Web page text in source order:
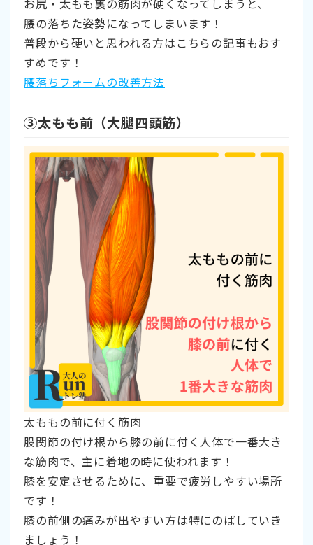
お尻・太もも裏の筋肉が硬くなってしまうと、
腰の落ちた姿勢になってしまいます！
普段から硬いと思われる方はこちらの記事もおす
すめです！
腰落ちフォームの改善方法
➂太もも前（大腿四頭筋）
太ももの前に付く筋肉
股関節の付け根から膝の前に付く人体で一番大き
な筋肉で、主に着地の時に使われます！
膝を安定させるために、重要で疲労しやすい場所
です！
膝の前側の痛みが出やすい方は特にのばしていき
ましょう！